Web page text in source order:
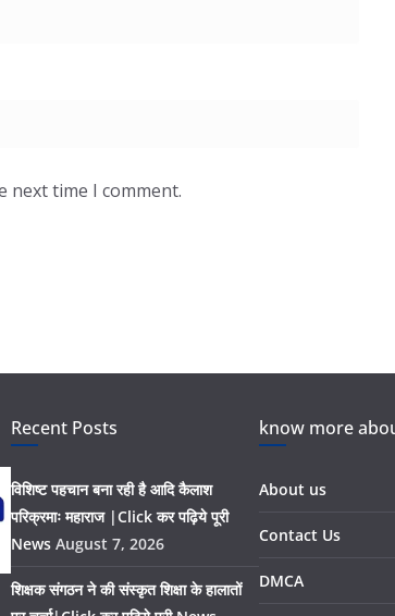
next time I comment.
Recent Posts
विशिष्ट पहचान बना रही है आदि कैलाश
परिक्रमाः महाराज |Click कर पढ़िये पूरी
News August 7, 2026
शिक्षक संगठन ने की संस्कृत शिक्षा के हालातों
know more
About us
Contact Us
DMCA